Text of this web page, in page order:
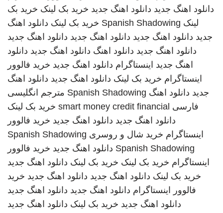
دانلود اهنگ جدید دانلود اهنگ جدید خرید بک لینک خرید بک
لینک Spanish Shadowing خرید بک لینک دانلود اهنگ
جدید دانلود اهنگ جدید دانلود اهنگ جدید دانلود اهنگ جدید
دانلود اهنگ جدید دانلود اهنگ دانلود اهنگ جدید دانلود
اهنگ جدید اینستاگرام دانلود اهنگ جدید خرید فالوور
اینستاگرام خرید بک لینک دانلود اهنگ جدید دانلود اهنگ
جدید دانلود اهنگ Spanish Shadowing مترجم انگلیسی
فارسی smart money credit financial خرید بک لینک
دانلود اهنگ جدید دانلود اهنگ جدید خرید فالوور
اینستاگرام خرید شال و روسری Spanish Shadowing
Spanish Shadowing دانلود اهنگ جدید خرید فالوور
اینستاگرام خرید بک لینک خرید بک لینک دانلود اهنگ جدید
خرید بک لینک دانلود اهنگ جدید دانلود اهنگ جدید خرید
فالوور اینستاگرام دانلود اهنگ جدید دانلود اهنگ جدید
دانلود اهنگ جدید خرید بک لینک دانلود اهنگ جدید